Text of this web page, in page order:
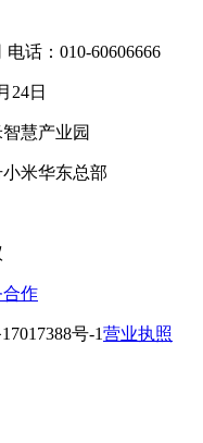
话：010-60606666
24日
慧产业园
米华东总部
作
号-1营业执照